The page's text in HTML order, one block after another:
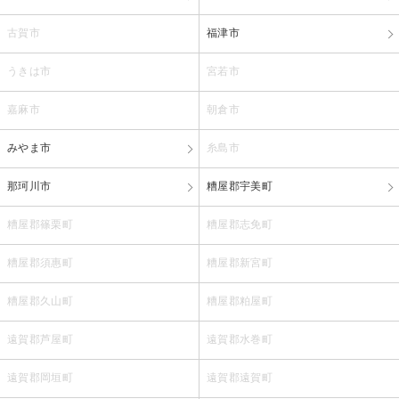
古賀市 福津市
うきは市 宮若市
嘉麻市 朝倉市
みやま市 糸島市
那珂川市 糟屋郡宇美町
糟屋郡篠栗町 糟屋郡志免町
糟屋郡須惠町 糟屋郡新宮町
糟屋郡久山町 糟屋郡粕屋町
遠賀郡芦屋町 遠賀郡水巻町
遠賀郡岡垣町 遠賀郡遠賀町